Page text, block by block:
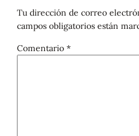
Tu dirección de correo
campos obligatorios están
Comentario *